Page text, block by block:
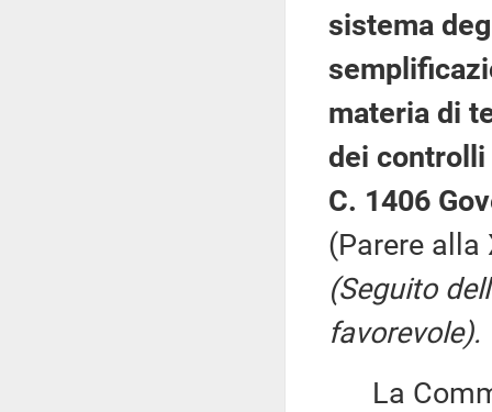
sistema
materia di
dei
C. 1406
(Parere alla
(Seguito
favorevole).
La